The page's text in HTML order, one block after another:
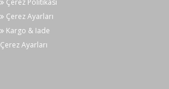
Çerez Ayarları
Kargo & Iade
Çerez Ayarları